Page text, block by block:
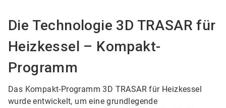
Die Technologie 3D TRASAR für
Heizkessel – Kompakt-
Programm
Das Kompakt-Programm 3D TRASAR für Heizkessel
wurde entwickelt, um eine grundlegende